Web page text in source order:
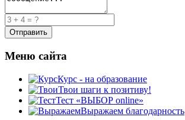
Меню сайта
Курс - на образование
Твои шаги к позитиву!
Тест «ВЫБОР online»
Выражаем благодарность